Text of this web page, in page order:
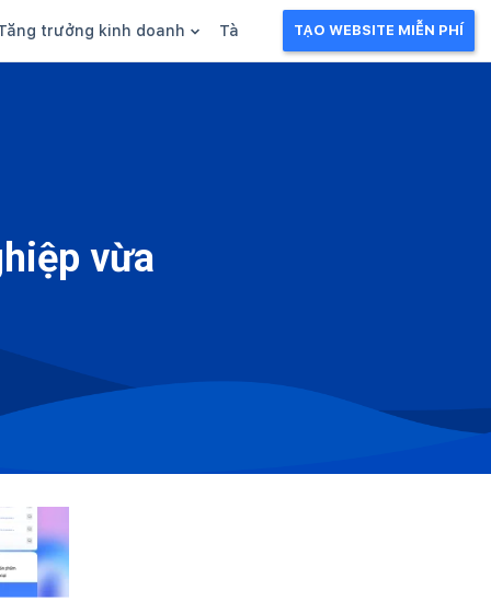
trưởng kinh doanh Tài liệu kinh doanhTẠO WEBSITE MIỄN PHÍ
vừa